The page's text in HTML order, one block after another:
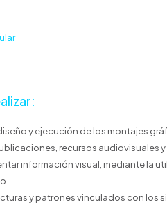
y ejecución de los montajes
recursos audiovisuales
información visual, mediante la
y patrones vinculados con los